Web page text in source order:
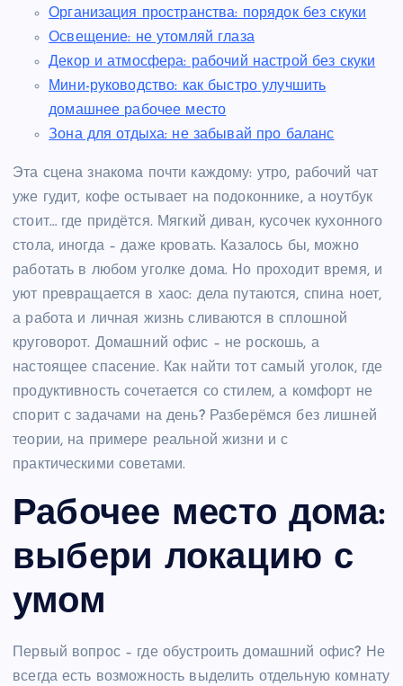
Организация пространства: порядок без скуки
Освещение: не утомляй глаза
Декор и атмосфера: рабочий настрой без скуки
Мини-руководство: как быстро улучшить
домашнее рабочее место
Зона для отдыха: не забывай про баланс
Эта сцена знакома почти каждому: утро, рабочий чат
уже гудит, кофе остывает на подоконнике, а ноутбук
стоит… где придётся. Мягкий диван, кусочек кухонного
стола, иногда – даже кровать. Казалось бы, можно
работать в любом уголке дома. Но проходит время, и
уют превращается в хаос: дела путаются, спина ноет,
а работа и личная жизнь сливаются в сплошной
круговорот. Домашний офис – не роскошь, а
настоящее спасение. Как найти тот самый уголок, где
продуктивность сочетается со стилем, а комфорт не
спорит с задачами на день? Разберёмся без лишней
теории, на примере реальной жизни и с
практическими советами.
Рабочее место дома:
выбери локацию с
умом
Первый вопрос – где обустроить домашний офис? Не
всегда есть возможность выделить отдельную комнату